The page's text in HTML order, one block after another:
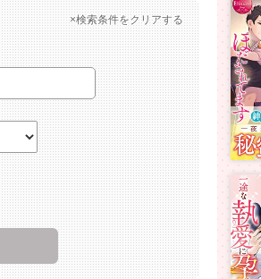
×検索条件をクリアする